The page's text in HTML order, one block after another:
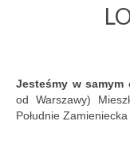
Jesteśmy w samym
od Warszawy)
Południe Zamieniecka